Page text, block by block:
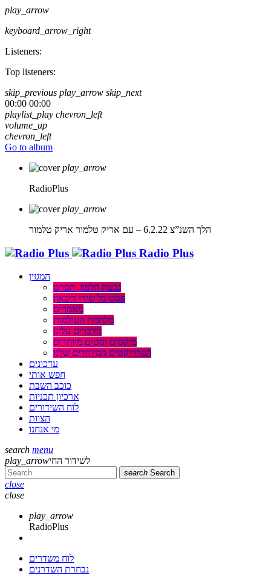
play_arrow
keyboard_arrow_right
Listeners:
Top listeners:
skip_previous play_arrow skip_next
00:00 00:00
playlist_play chevron_left
volume_up
chevron_left
Go to album
play_arrow
RadioPlus
play_arrow
הלך השנ”צ 6.2.22 – עם אריק טלמור
אריק טלמור
Radio Plus
המגזין
גבעת חלפון, הסרט
פסטיבל שירי דיכאון
מאמרים
מלחמת העולמות
מדברים עלינו
מיקסים וסטים מיוחדים
הפרוייקטים המיוחדים שלנו
עדכונים
חפש אותי
כוכב השבת
ארכיון תכניות
לוח השידורים
הצוות
מי אנחנו
search menu
play_arrowלשידור החי
search Search
close
close
play_arrow
RadioPlus
לוח משדרים
נבחרת השדרנים